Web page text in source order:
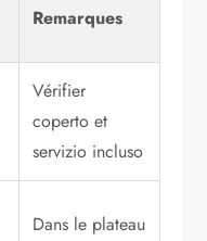
Remarques
Vérifier
coperto et
servizio incluso
Dans le plateau